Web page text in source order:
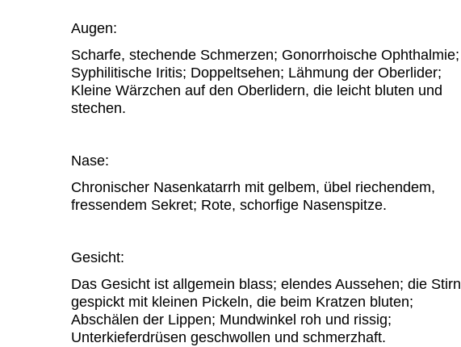
Augen:
Scharfe, stechende Schmerzen; Gonorrhoische Ophthalmie;
Syphilitische Iritis; Doppeltsehen; Lähmung der Oberlider;
Kleine Wärzchen auf den Oberlidern, die leicht bluten und
stechen.
Nase:
Chronischer Nasenkatarrh mit gelbem, übel riechendem,
fressendem Sekret; Rote, schorfige Nasenspitze.
Gesicht:
Das Gesicht ist allgemein blass; elendes Aussehen; die Stirn
gespickt mit kleinen Pickeln, die beim Kratzen bluten;
Abschälen der Lippen; Mundwinkel roh und rissig;
Unterkieferdrüsen geschwollen und schmerzhaft.